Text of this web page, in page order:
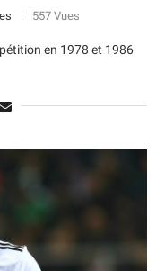
557 Vues
en 1978 et 1986